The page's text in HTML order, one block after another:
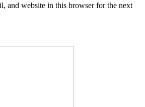
and website in this browser for the next